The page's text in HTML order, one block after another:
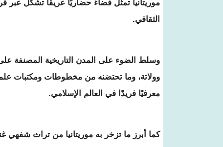
موريتانيا تمثل فضاءً حضاريًا عريقًا تشكل عبر
الثقافي.
وسلط الضوء على المدن التاريخية المصنفة
وولاتة، وما تحتضنه من مخطوطات ومكتبات
معرفيًا فريدًا في العالم الإسلامي.
كما أبرز ما تزخر به موريتانيا من تراث